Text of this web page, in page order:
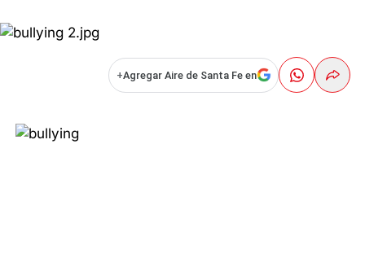
+Agregar Aire de Santa Fe en